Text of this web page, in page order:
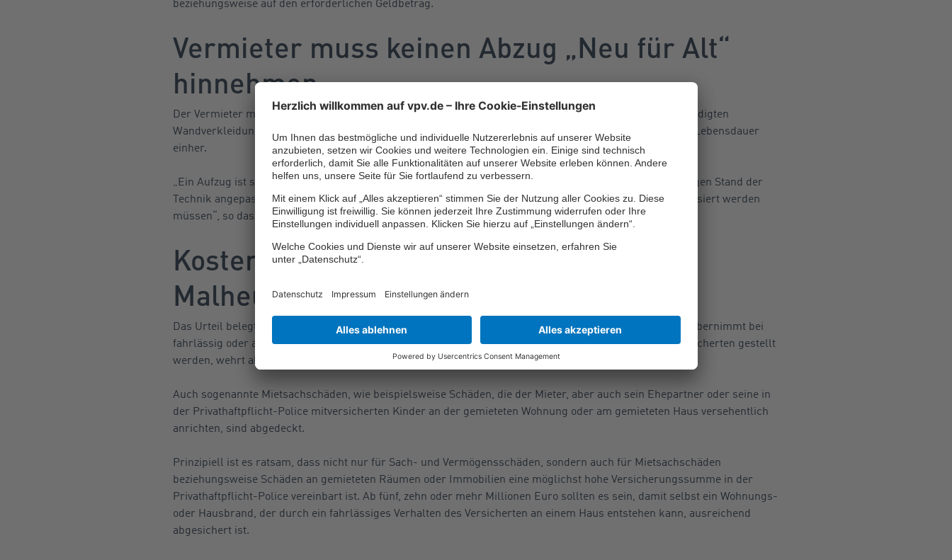
beziehungsweise auf den erforderlichen Geldbetrag.
Vermieter muss keinen Abzug „Neu für Alt“
hinnehmen
Der Vermieter müsse auch keinen Abzug „Neu für Alt“ hinnehmen. Mit der Wiederherstellung der beschädigten
Wandverkleidungen gehe nämlich weder eine Verbesserung des Aufzugs noch eine Verlängerung seiner Lebensdauer
einher.
„Ein Aufzug ist stetig im Hinblick auf die Betriebssicherheit zu überprüfen und muss ständig dem jeweiligen Stand der
Technik angepasst werden. Dies führt dazu, dass zugelassene Aufzüge regelmäßig erneuert und modernisiert werden
müssen“, so das Gericht.
Kostenschutz, wenn einem als Mieter ein
Malheur passiert
Das Urteil belegt, wie wichtig eine Privathaftpflicht-Versicherung auch als Mieter ist. Eine solche Police übernimmt bei
fahrlässig oder auch grob fahrlässig verursachten Schäden die Schadenforderungen, die gegen den Versicherten gestellt
werden, wehrt aber auch überhöhte oder ungerechte Forderungen ab.
Auch sogenannte Mietsachschäden, wie beispielsweise Schäden, die der Mieter, aber auch sein Ehepartner oder seine in
der Privathaftpflicht-Police mitversicherten Kinder an der gemieteten Wohnung oder am gemieteten Haus versehentlich
anrichten, sind abgedeckt.
Prinzipiell ist es ratsam, dass nicht nur für Sach- und Vermögensschäden, sondern auch für Mietsachschäden
beziehungsweise Schäden an gemieteten Räumen oder Immobilien eine möglichst hohe Versicherungssumme in der
Privathaftpflicht-Police vereinbart ist. Ab fünf, zehn oder mehr Millionen Euro sollten es sein, damit selbst ein Wohnungs-
oder Hausbrand, der durch ein fahrlässiges Verhalten des Versicherten an einem Haus entstehen kann, ausreichend
abgesichert ist.